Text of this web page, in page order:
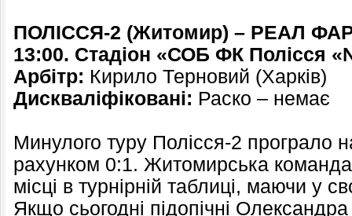
ПОЛІССЯ-2 (Житомир) – РЕАЛ
13:00. Стадіон «СОБ ФК Полісся
Арбітр: Кирило Терновий (Харків)
Дискваліфіковані: Раско – немає
Минулого туру Полісся-2 програло
рахунком 0:1. Житомирська
місці в турнірній таблиці, маючи у
Якщо сьогодні підопічні